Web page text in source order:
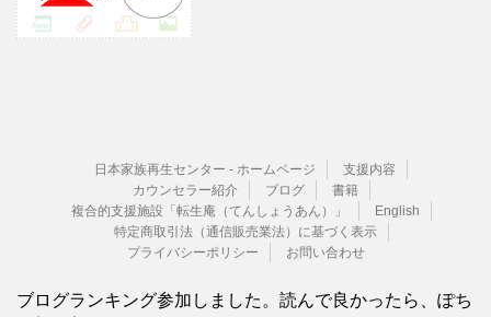
日本家族再生センター - ホームページ
支援内容
カウンセラー紹介
ブログ
書籍
複合的支援施設「転生庵（てんしょうあん）」
English
特定商取引法（通信販売業法）に基づく表示
プライバシーポリシー
お問い合わせ
ブログランキング参加しました。読んで良かったら、ぽち